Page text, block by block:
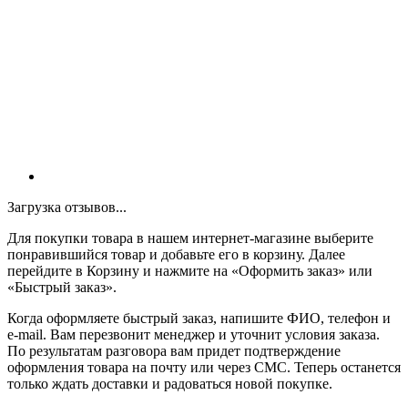
Загрузка отзывов...
Для покупки товара в нашем интернет-магазине выберите
понравившийся товар и добавьте его в корзину. Далее
перейдите в Корзину и нажмите на «Оформить заказ» или
«Быстрый заказ».
Когда оформляете быстрый заказ, напишите ФИО, телефон и
e-mail. Вам перезвонит менеджер и уточнит условия заказа.
По результатам разговора вам придет подтверждение
оформления товара на почту или через СМС. Теперь останется
только ждать доставки и радоваться новой покупке.